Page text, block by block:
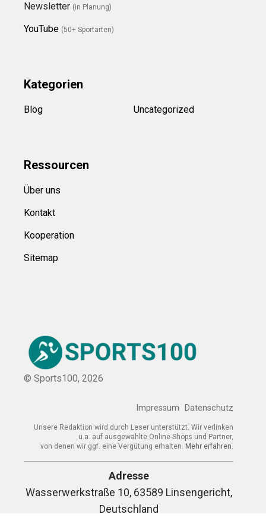
Newsletter (in Planung)
YouTube (50+ Sportarten)
Kategorien
Blog Uncategorized
Ressourcen
Über uns
Kontakt
Kooperation
Sitemap
© Sports100, 2026
Impressum Datenschutz
Unsere Redaktion wird durch Leser unterstützt. Wir verlinken
u.a. auf ausgewählte Online-Shops und Partner,
von denen wir ggf. eine Vergütung erhalten. Mehr erfahren.
Adresse
Wasserwerkstraße 10, 63589 Linsengericht,
Deutschland